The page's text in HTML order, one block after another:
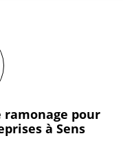
ramonage pour
à Sens